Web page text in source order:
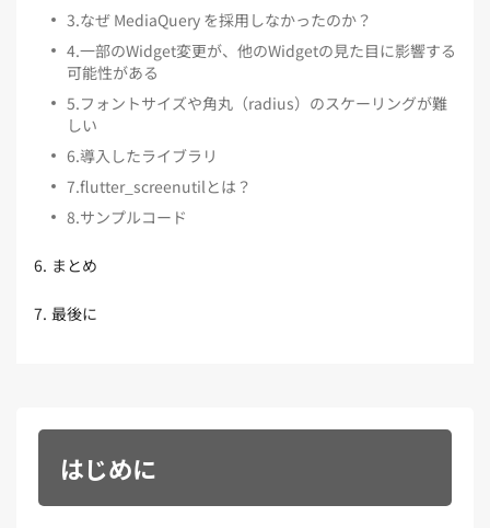
はじめに
3.なぜ MediaQuery を採用しなかったのか？
4.一部のWidget変更が、他のWidgetの見た目に影響する
可能性がある
5.フォントサイズや角丸（radius）のスケーリングが難
しい
6.導入したライブラリ
7.flutter_screenutilとは？
8.サンプルコード
6. まとめ
7. 最後に